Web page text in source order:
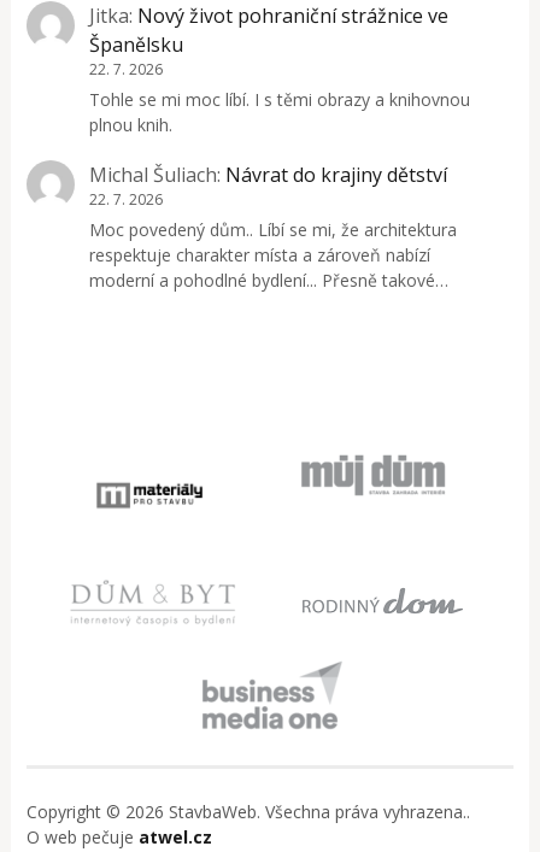
Jitka: Nový život pohraniční strážnice ve
Španělsku
22. 7. 2026
Tohle se mi moc líbí. I s těmi obrazy a knihovnou
plnou knih.
Michal Šuliach: Návrat do krajiny dětství
22. 7. 2026
Moc povedený dům.. Líbí se mi, že architektura
respektuje charakter místa a zároveň nabízí
moderní a pohodlné bydlení... Přesně takové…
Copyright © 2026 StavbaWeb. Všechna práva vyhrazena..
O web pečuje atwel.cz